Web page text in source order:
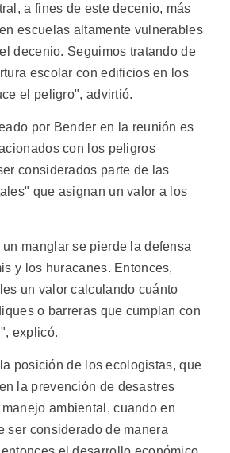
a fines de este decenio, más
escuelas altamente vulnerables
decenio. Seguimos tratando de
escolar con edificios en los
el peligro", advirtió.
por Bender en la reunión es
con los peligros
considerados parte de las
que asignan un valor a los
manglar se pierde la defensa
y los huracanes. Entonces,
un valor calculando cuánto
o barreras que cumplan con
explicó.
posición de los ecologistas, que
la prevención de desastres
ambiental, cuando en
ser considerado de manera